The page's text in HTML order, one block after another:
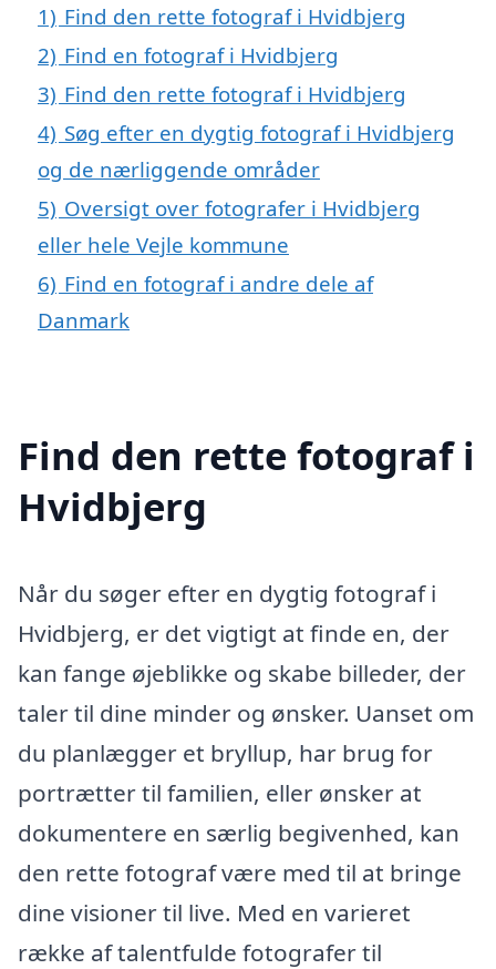
1) Find den rette fotograf i Hvidbjerg
2) Find en fotograf i Hvidbjerg
3) Find den rette fotograf i Hvidbjerg
4) Søg efter en dygtig fotograf i Hvidbjerg
og de nærliggende områder
5) Oversigt over fotografer i Hvidbjerg
eller hele Vejle kommune
6) Find en fotograf i andre dele af
Danmark
Find den rette fotograf i
Hvidbjerg
Når du søger efter en dygtig fotograf i
Hvidbjerg, er det vigtigt at finde en, der
kan fange øjeblikke og skabe billeder, der
taler til dine minder og ønsker. Uanset om
du planlægger et bryllup, har brug for
portrætter til familien, eller ønsker at
dokumentere en særlig begivenhed, kan
den rette fotograf være med til at bringe
dine visioner til live. Med en varieret
række af talentfulde fotografer til